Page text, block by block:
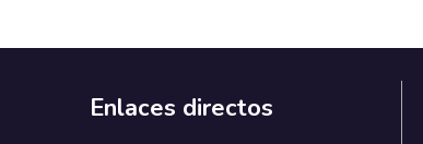
Enlaces directos